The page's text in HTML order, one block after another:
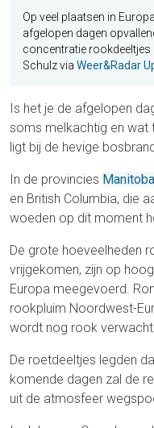
Op veel plaatsen in
afgelopen dagen
concentratie rookdeeltjes
Schulz via Weer&Radar
Is het je de afgelopen
soms melkachtig en wat
ligt bij de hevige
In de provincies Manitoba
en British Columbia, die
woeden op dit moment
De grote hoeveelheden
vrijgekomen, zijn op
Europa meegevoerd.
rookpluim Noordwest-
wordt nog rook
De roetdeeltjes legden
komende dagen zal de
uit de atmosfeer